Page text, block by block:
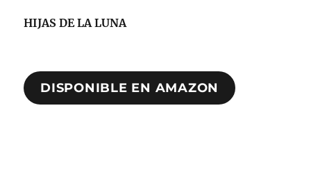
HIJAS DE LA LUNA
DISPONIBLE EN AMAZON